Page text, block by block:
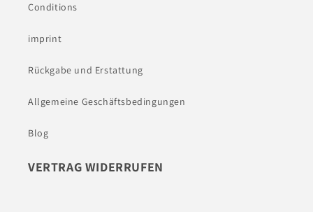
Conditions
imprint
Rückgabe und Erstattung
Allgemeine Geschäftsbedingungen
Blog
VERTRAG WIDERRUFEN